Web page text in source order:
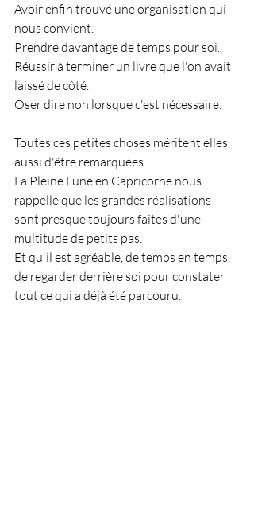
Avoir enfin trouvé une organisation qui
nous convient.
Prendre davantage de temps pour soi.
Réussir à terminer un livre que l'on avait
laissé de côté.
Oser dire non lorsque c'est nécessaire.
Toutes ces petites choses méritent elles
aussi d'être remarquées.
La Pleine Lune en Capricorne nous
rappelle que les grandes réalisations
sont presque toujours faites d'une
multitude de petits pas.
Et qu'il est agréable, de temps en temps,
de regarder derrière soi pour constater
tout ce qui a déjà été parcouru.